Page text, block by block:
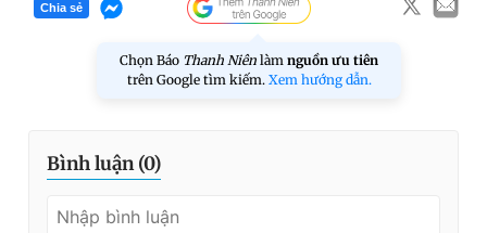
Chia sẻ
Chọn Báo Thanh Niên làm nguồn ưu tiên
trên Google tìm kiếm. Xem hướng dẫn.
Bình luận (0)